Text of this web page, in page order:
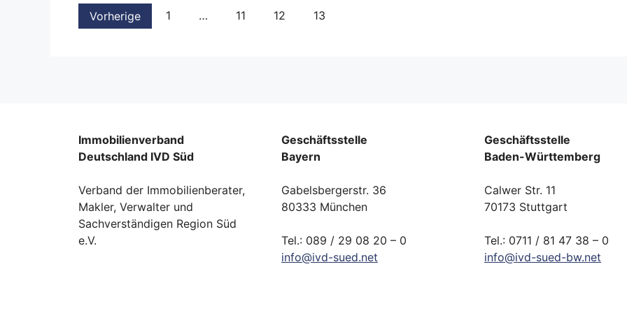
Vorherige 1 … 11 12 13
Immobilienverband
Deutschland IVD Süd
Verband der Immobilienberater,
Makler, Verwalter und
Sachverständigen Region Süd
e.V.
Geschäftsstelle
Bayern
Gabelsbergerstr. 36
80333 München
Tel.: 089 / 29 08 20 – 0
info@ivd-sued.net
Geschäftsstelle
Baden-Württemberg
Calwer Str. 11
70173 Stuttgart
Tel.: 0711 / 81 47 38 – 0
info@ivd-sued-bw.net